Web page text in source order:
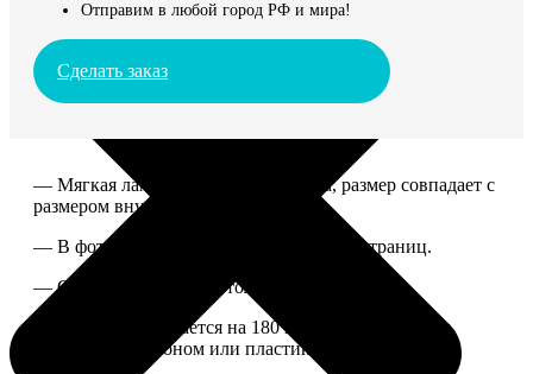
Отправим в любой город РФ и мира!
Сделать заказ
— Мягкая ламинированная обложка, размер совпадает с
размером внутреннего блока.
— В фотокниге может быть от 10 до 50 страниц.
— Страницы плотные, толщина 1 мм.
— Книга раскрывается на 180 градусов, развороты
укреплены картоном или пластиком.